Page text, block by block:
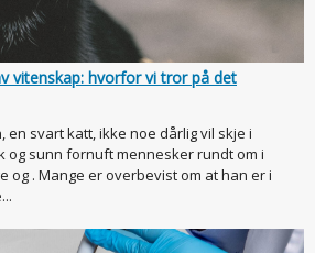
vitenskap: hvorfor vi tror på det
en svart katt, ikke noe dårlig vil skje i
og sunn fornuft mennesker rundt om i
og . Mange er overbevist om at han er i